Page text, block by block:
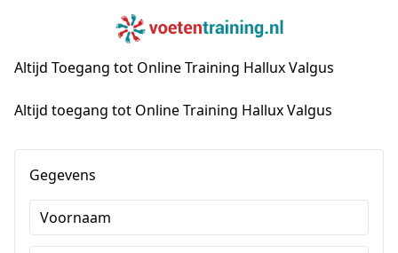
Altijd Toegang tot Online Training Hallux Valgus
Altijd toegang tot Online Training Hallux Valgus
Gegevens
Voornaam